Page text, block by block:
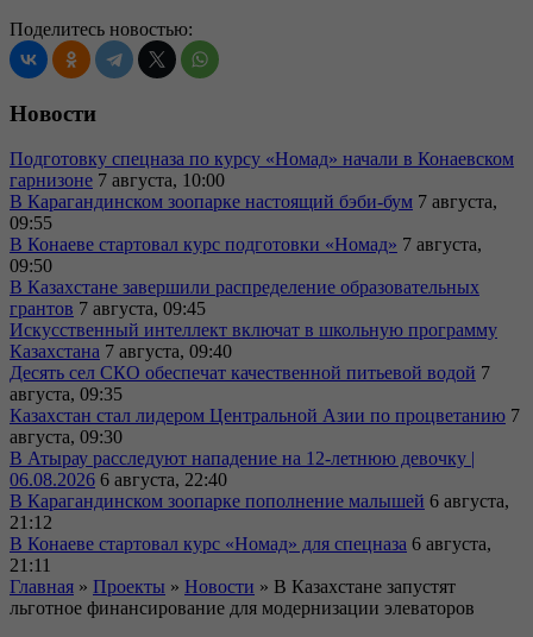
Поделитесь новостью:
Новости
Подготовку спецназа по курсу «Номад» начали в Конаевском
гарнизоне 7 августа, 10:00
В Карагандинском зоопарке настоящий бэби-бум 7 августа,
09:55
В Конаеве стартовал курс подготовки «Номад» 7 августа,
09:50
В Казахстане завершили распределение образовательных
грантов 7 августа, 09:45
Искусственный интеллект включат в школьную программу
Казахстана 7 августа, 09:40
Десять сел СКО обеспечат качественной питьевой водой 7
августа, 09:35
Казахстан стал лидером Центральной Азии по процветанию 7
августа, 09:30
В Атырау расследуют нападение на 12-летнюю девочку |
06.08.2026 6 августа, 22:40
В Карагандинском зоопарке пополнение малышей 6 августа,
21:12
В Конаеве стартовал курс «Номад» для спецназа 6 августа,
21:11
Главная » Проекты » Новости » В Казахстане запустят
льготное финансирование для модернизации элеваторов